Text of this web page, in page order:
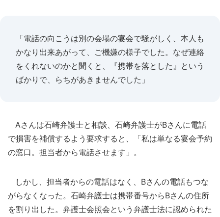
「電話の向こうは別の会場の宴会で騒がしく、本人も
かなり出来あがって、ご機嫌の様子でした。なぜ連絡
をくれないのかと聞くと、『携帯を落とした』という
ばかりで、らちがあきませんでした」
Aさんは石崎弁護士と相談、石崎弁護士がBさんに電話
で損害を補償するよう要求すると、「私は単なる宴会予約
の窓口。担当者から電話させます」。
しかし、担当者からの電話はなく、Bさんの電話もつな
がらなくなった。石崎弁護士は携帯番号からBさんの住所
を割り出した。弁護士会照会という弁護士法に認められた